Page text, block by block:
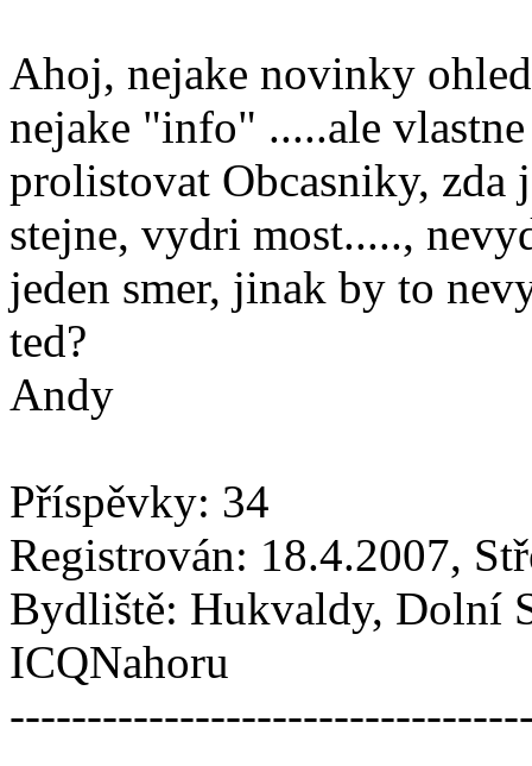
Ahoj, nejake novinky
nejake "info" .....ale
prolistovat Obcasniky, zda
stejne, vydri most.....,
jeden smer, jinak by to
ted?
Andy
Příspěvky: 34
Registrován: 18.4.2007,
Bydliště: Hukvaldy, Dolní
ICQNahoru